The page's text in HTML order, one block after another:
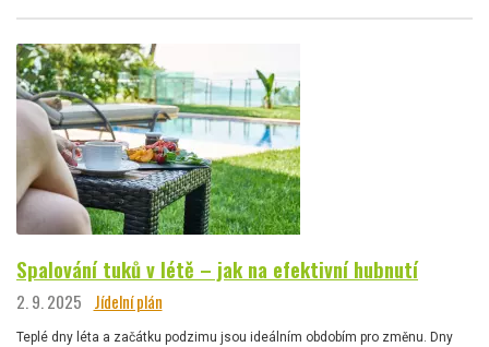
Spalování tuků v létě – jak na efektivní hubnutí
2. 9. 2025 Jídelní plán
Teplé dny léta a začátku podzimu jsou ideálním obdobím pro změnu. Dny